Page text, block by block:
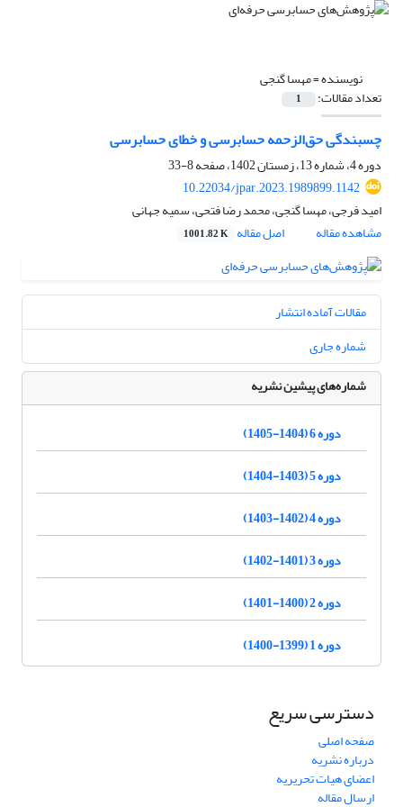
نویسنده =مهسا گنجی
تعداد مقالات: 1
چسبندگی حق‌الزحمه حسابرسی و خطای حسابرسی
دوره 4، شماره 13، زمستان 1402، صفحه
8-33
10.22034/jpar.2023.1989899.1142
امید فرجی، مهسا گنجی، محمد رضا فتحی، سمیه جهانی
مشاهده مقاله
اصل مقاله 1001.82 K
مقالات آماده انتشار
شماره جاری
شماره‌های پیشین نشریه
دوره 6 (1404-1405)
دوره 5 (1403-1404)
دوره 4 (1402-1403)
دوره 3 (1401-1402)
دوره 2 (1400-1401)
دوره 1 (1399-1400)
دسترسی سریع
صفحه اصلی
درباره نشریه
اعضای هیات تحریریه
ارسال مقاله